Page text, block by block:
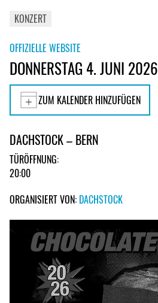
KONZERT
OFFIZIELLE WEBSITE
DONNERSTAG 4. JUNI 2026
ZUM KALENDER HINZUFÜGEN
DACHSTOCK – BERN
TÜRÖFFNUNG:
20:00
ORGANISIERT VON: DACHSTOCK